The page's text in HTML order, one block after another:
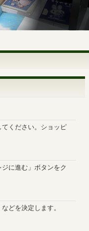
ください。ショッピ
に進む」ボタンをク
どを決定します。